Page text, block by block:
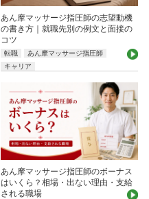
あん摩マッサージ指圧師の志望動機
の書き方｜就職先別の例文と面接の
コツ
転職
あん摩マッサージ指圧師
キャリア
あん摩マッサージ指圧師のボーナス
はいくら？相場・出ない理由・支給
される職場